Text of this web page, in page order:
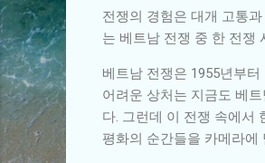
전쟁의 경험은 대개 고통
는 베트남 전쟁 중 한 전쟁
베트남 전쟁은 1955년부
어려운 상처는 지금도 베
다. 그런데 이 전쟁 속에서
평화의 순간들을 카메라에